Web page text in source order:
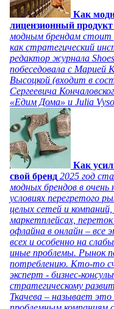
Как
лицензионный продукт
модным брендам стоит
как стратегический
редактор журнала
побеседовала с Марией
Высоцкой (входит в
Сергеевича
«Едим Дома» и Julia
Как
свой бренд 2025 год
модных брендов в
условиях перегретого
целых сетей и компаний,
маркетплейсах,
офлайна в онлайн – все
всех и особенно на
иные проблемы. Рынок
потреблению. Кто-то
эксперт - бизнес-
стратегическому
Ткачева – называет